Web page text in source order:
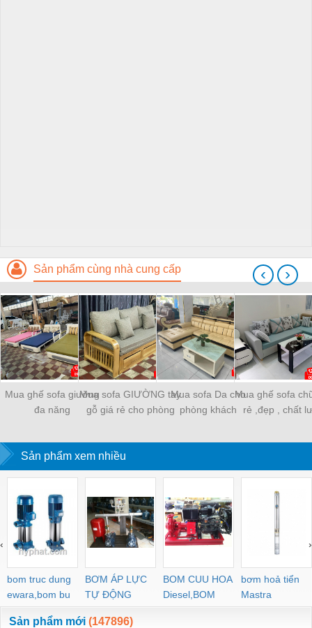
Sản phẩm cùng nhà cung cấp
Mua ghế sofa giường
đa năng
Mua sofa GIƯỜNG tay
gỗ giá rẻ cho phòng
Mua sofa Da cho
phòng khách
Mua ghế sofa
rẻ ,đẹp , chất
‹ ›
Sản phẩm xem nhiều
bom truc dung
ewara,bom bu
ewara
BƠM ÁP LỰC
TỰ ĐỘNG
BOM CUU HOA
Diesel,BOM
CHUA CHAY
bơm hoả tiển
Mastra
‹ ›
Sản phẩm mới (147896)